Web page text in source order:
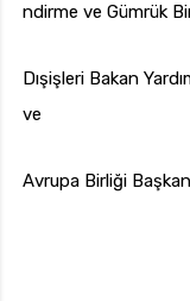
ndirme ve Gümrük
Dışişleri Bakan
ve
Avrupa Birliği